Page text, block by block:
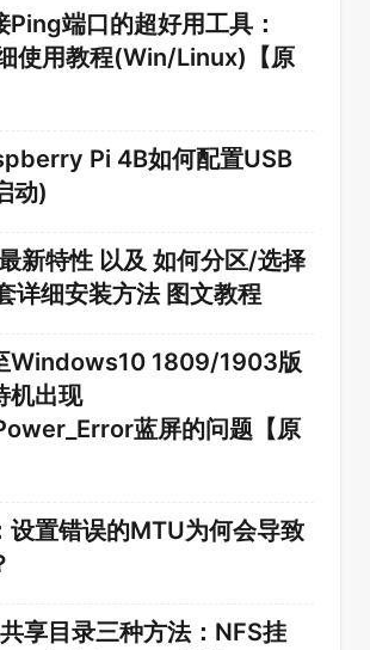
Ping端口的超好用工具：
使用教程(Win/Linux)【原
Pi 4B如何配置USB
动)
新特性 以及 如何分区/选择
详细安装方法 图文教程
Windows10 1809/1903版
机出现
蓝屏的问题【原
设置错误的MTU为何会导致
享目录三种方法：NFS挂